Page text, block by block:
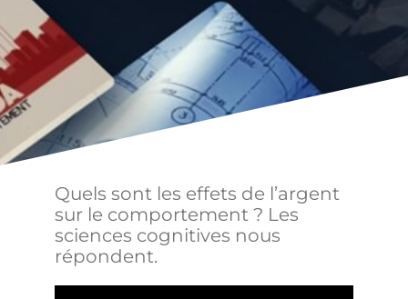
Quels sont les effets de l’argent
sur le comportement ? Les
sciences cognitives nous
répondent.